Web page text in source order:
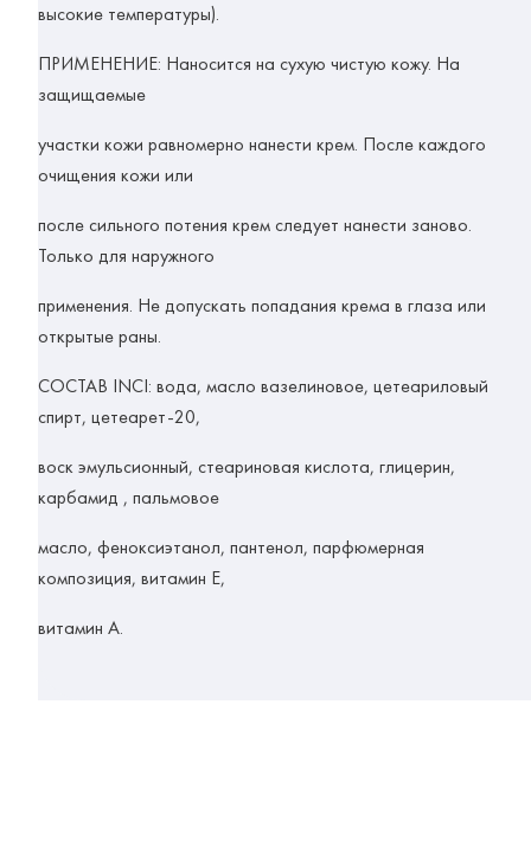
высокие температуры).
ПРИМЕНЕНИЕ: Наносится на сухую чистую кожу. На
защищаемые
участки кожи равномерно нанести крем. После каждого
очищения кожи или
после сильного потения крем следует нанести заново.
Только для наружного
применения. Не допускать попадания крема в глаза или
открытые раны.
СОСТАВ INCI: вода, масло вазелиновое, цетеариловый
спирт, цетеарет-20,
воск эмульсионный, стеариновая кислота, глицерин,
карбамид , пальмовое
масло, феноксиэтанол, пантенол, парфюмерная
композиция, витамин Е,
витамин А.